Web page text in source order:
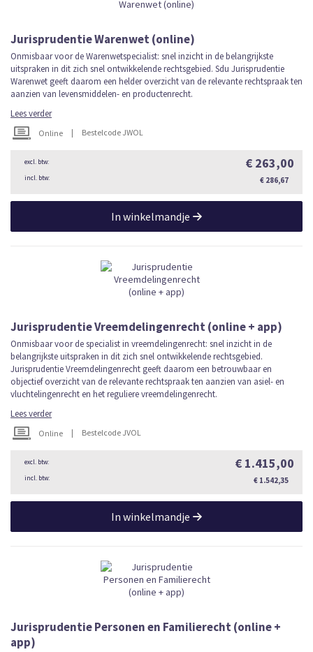
Jurisprudentie Warenwet (online)
Onmisbaar voor de Warenwetspecialist: snel inzicht in de belangrijkste
uitspraken in dit zich snel ontwikkelende rechtsgebied. Sdu Jurisprudentie
Warenwet geeft daarom een helder overzicht van de relevante rechtspraak ten
aanzien van levensmiddelen- en productenrecht.
Lees verder
Online | Bestelcode JWOL
€ 263,00
€ 286,67
In winkelmandje
Jurisprudentie Vreemdelingenrecht (online + app)
Onmisbaar voor de specialist in vreemdelingenrecht: snel inzicht in de
belangrijkste uitspraken in dit zich snel ontwikkelende rechtsgebied.
Jurisprudentie Vreemdelingenrecht geeft daarom een betrouwbaar en
objectief overzicht van de relevante rechtspraak ten aanzien van asiel- en
vluchtelingenrecht en het reguliere vreemdelingenrecht.
Lees verder
Online | Bestelcode JVOL
€ 1.415,00
€ 1.542,35
In winkelmandje
Jurisprudentie Personen en Familierecht (online +
app)